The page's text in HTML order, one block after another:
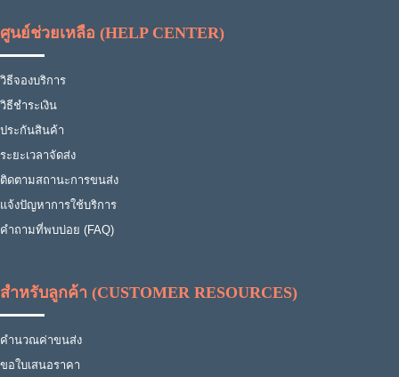
ศูนย์ช่วยเหลือ (HELP CENTER)
วิธีจองบริการ
วิธีชำระเงิน
ประกันสินค้า
ระยะเวลาจัดส่ง
ติดตามสถานะการขนส่ง
แจ้งปัญหาการใช้บริการ
คำถามที่พบบ่อย (FAQ)
สำหรับลูกค้า (CUSTOMER RESOURCES)
คำนวณค่าขนส่ง
ขอใบเสนอราคา